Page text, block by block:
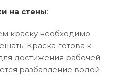
на стены:
краску необходимо
Краска готова к
достижения рабочей
разбавление водой